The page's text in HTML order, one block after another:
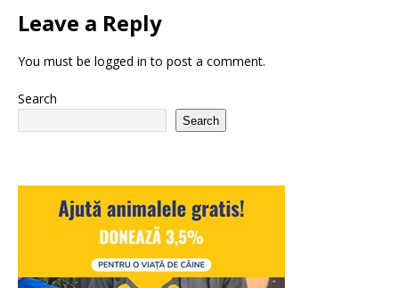
Leave a Reply
You must be logged in to post a comment.
Search
Search